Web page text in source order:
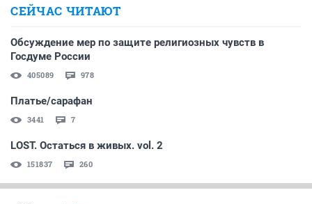
СЕЙЧАС ЧИТАЮТ
Обсуждение мер по защите религиозных чувств в
Госдуме России
405089 978
Платье/сарафан
3441 7
LOST. Остаться в живых. vol. 2
151837 260